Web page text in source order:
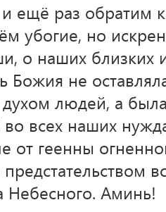
ещё раз обратим
убогие, но
о наших близких
Божия не
людей, а
всех наших
от геенны
Небесного. Аминь!